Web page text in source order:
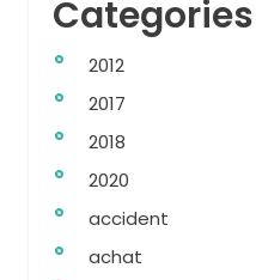
Categories
2012
2017
2018
2020
accident
achat